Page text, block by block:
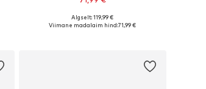
Saadaolevad suurused: 36, 37, 38, 39, 40
Algselt: 119,99 €
Viimane madalaim hind:71,99 €